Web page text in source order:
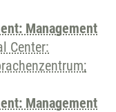
Management
Center:
Management